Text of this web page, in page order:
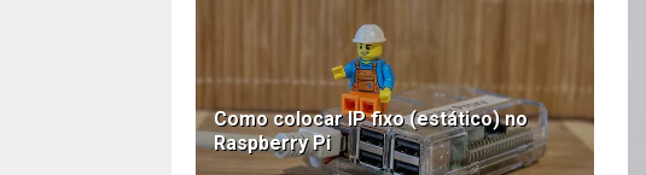
Como colocar IP fixo (estático) no
Raspberry Pi